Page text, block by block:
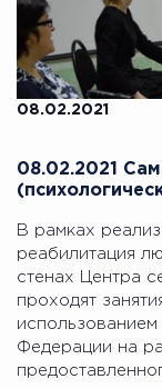
08.02.2021
08.02.2021
В рамках
реабилитация
стенах Центра
проходят
Федерации на